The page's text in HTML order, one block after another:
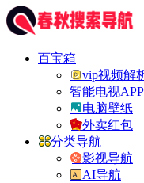
百宝箱
vip视频解
智能电视APP
电脑壁纸
外卖红包
分类导航
影视导航
AI导航